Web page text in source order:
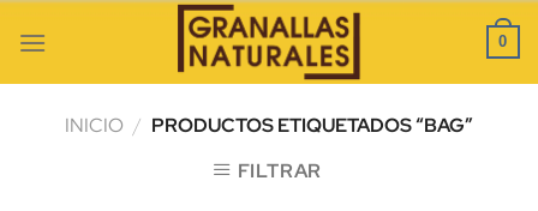
0
INICIO / PRODUCTOS ETIQUETADOS “BAG”
FILTRAR